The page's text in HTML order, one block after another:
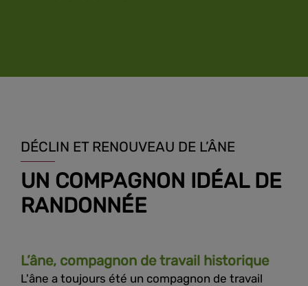
DÉCLIN ET RENOUVEAU DE L’ÂNE
UN COMPAGNON IDÉAL DE
RANDONNÉE
L’âne, compagnon de travail historique
L'âne a toujours été un compagnon de travail